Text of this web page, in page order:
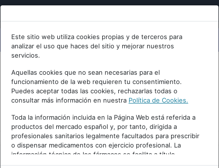
Este sitio web utiliza cookies propias y de terceros para
analizar el uso que haces del sitio y mejorar nuestros
servicios.
Aquellas cookies que no sean necesarias para el
funcionamiento de la web requieren tu consentimiento.
Puedes aceptar todas las cookies, rechazarlas todas o
consultar más información en nuestra Política de Cookies.
Toda la información incluida en la Página Web está referida a
productos del mercado español y, por tanto, dirigida a
profesionales sanitarios legalmente facultados para prescribir
o dispensar medicamentos con ejercicio profesional. La
información técnica de los fármacos se facilita a título
meramente informativo, siendo responsabilidad de los